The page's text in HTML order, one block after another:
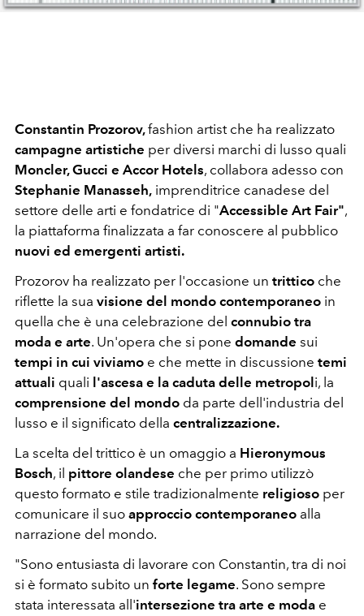
Constantin Prozorov,fashion artist che ha realizzato
campagne artistiche per diversi marchi di lusso quali
Moncler, Gucci e Accor Hotels, collabora adesso con
Stephanie Manasseh, imprenditrice canadese del
settore delle arti e fondatrice di "Accessible Art Fair",
la piattaforma finalizzata a far conoscere al pubblico
nuovi ed emergenti artisti.
Prozorov ha realizzato per l'occasione un trittico che
riflette la sua visione del mondo contemporaneo in
quella che è una celebrazione del connubio tra
moda e arte. Un'opera che si pone domande sui
tempi in cui viviamo e che mette in discussione temi
attuali quali l'ascesa e la caduta delle metropol i, la
comprensione del mondo da parte dell'industria del
lusso e il significato della centralizzazione.
La scelta del trittico è un omaggio a Hieronymous
Bosch, il pittore olandese che per primo utilizzò
questo formato e stile tradizionalmente religioso per
comunicare il suo approccio contemporaneo alla
narrazione del mondo.
"Sono entusiasta di lavorare con Constantin, tra di noi
si è formato subito un forte legame. Sono sempre
stata interessata all'intersezione tra arte e moda e